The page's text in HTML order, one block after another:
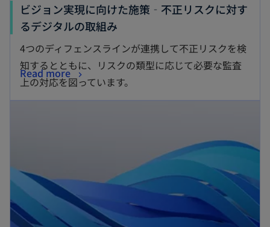
ビジョン実現に向けた施策‐不正リスクに対す
るデジタルの取組み
4つのディフェンスラインが連携して不正リスクを検
知するとともに、リスクの類型に応じて必要な監査
上の対応を図っています。
Read more